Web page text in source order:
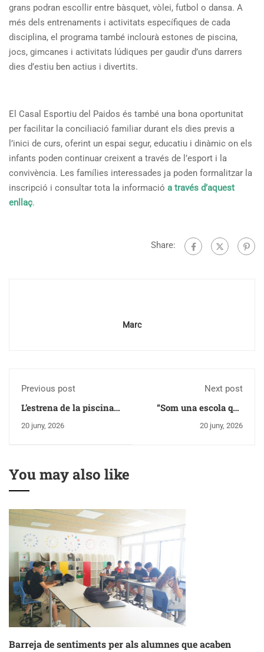
grans podran escollir entre bàsquet, vòlei, futbol o dansa. A
més dels entrenaments i activitats específiques de cada
disciplina, el programa també inclourà estones de piscina,
jocs, gimcanes i activitats lúdiques per gaudir d’uns darrers
dies d’estiu ben actius i divertits.
El Casal Esportiu del Paidos és també una bona oportunitat
per facilitar la conciliació familiar durant els dies previs a
l’inici de curs, oferint un espai segur, educatiu i dinàmic on els
infants poden continuar creixent a través de l’esport i la
convivència. Les famílies interessades ja poden formalitzar la
inscripció i consultar tota la informació a través d’aquest
enllaç.
Share:
Marc
Previous post
L’estrena de la piscina
UBUNTU
20 juny, 2026
Next post
“Som una escola que
valor de les persones,
20 juny, 2026
You may also like
Barreja de sentiments per als alumnes que acaben